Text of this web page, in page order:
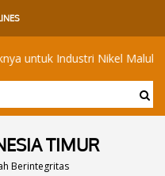
Nikel Maluku Utara?
TIMUR
Berintegritas